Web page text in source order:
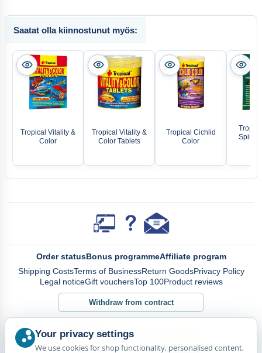
Saatat olla kiinnostunut myös:
Tropical Vitality &
Color
Tropical Vitality &
Color Tablets
Tropical Cichlid
Color
Order statusBonus programmeAffiliate program
Shipping CostsTerms of BusinessReturn GoodsPrivacy Policy
Legal noticeGift vouchersTop 100Product reviews
Withdraw from contract
Your privacy settings
We use cookies for shop functionality, personalised content,